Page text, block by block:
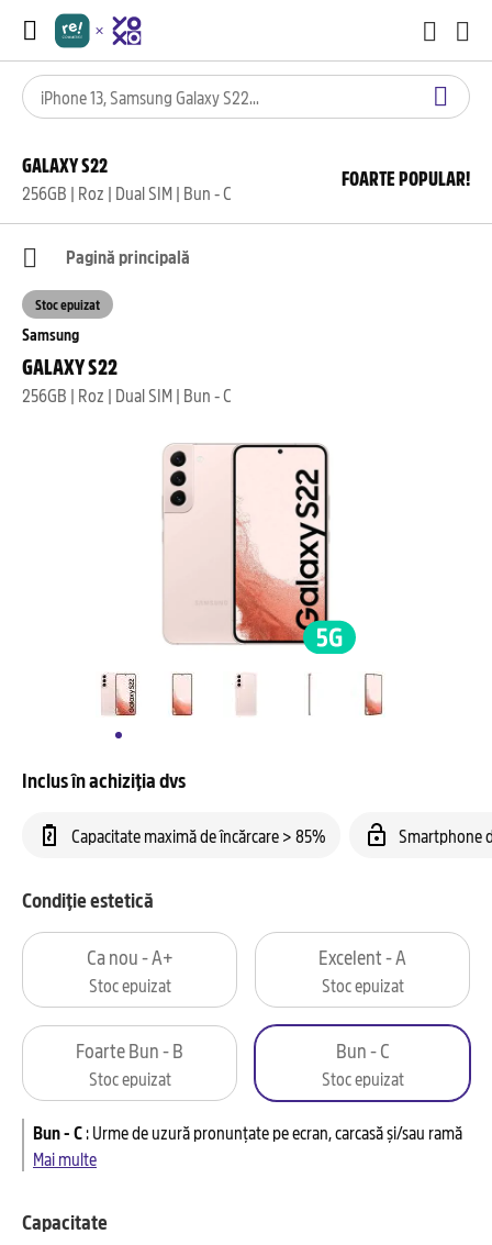
GALAXY S22
256GB | Roz | Dual SIM | Bun - C
FOARTE POPULAR!
Pagină principală
Samsung
GALAXY S22
256GB | Roz | Dual SIM | Bun - C
Stoc epuizat
Inclus în achiziția dvs
Capacitate maximă de încărcare > 85% Smartphone
Condiție estetică
Ca nou - A+
Stoc epuizat
Excelent - A
Stoc epuizat
Foarte Bun - B
Stoc epuizat
Bun - C
Stoc epuizat
Bun - C:Urme de uzură pronunțate pe ecran, carcasă și/sau ramă
Mai multe
Capacitate